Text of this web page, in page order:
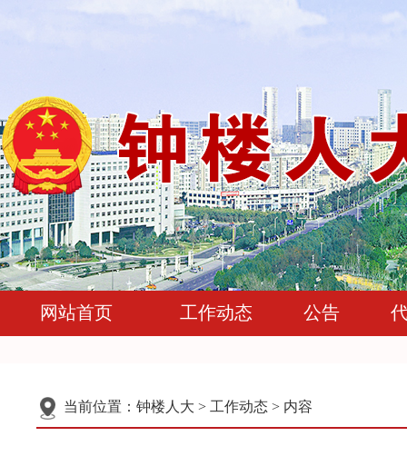
网站首页 工作动态 公告
当前位置： 钟楼人大 > 工作动态 > 内容